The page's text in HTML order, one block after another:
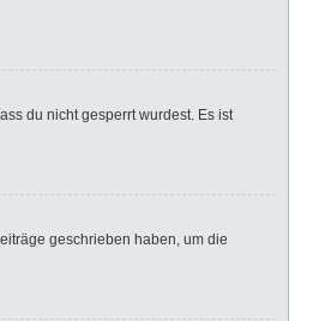
du nicht gesperrt wurdest. Es ist
geschrieben haben, um die